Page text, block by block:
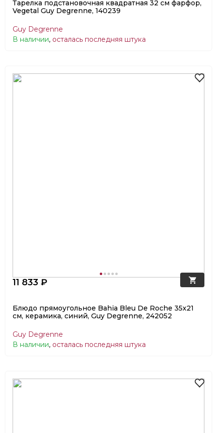
Тарелка подстановочная квадратная 32 см фарфор,
Vegetal Guy Degrenne, 140239
Guy Degrenne
В наличии, осталась последняя штука
11 833 ₽
Блюдо прямоугольное Bahia Bleu De Roche 35x21
см, керамика, синий, Guy Degrenne, 242052
Guy Degrenne
В наличии, осталась последняя штука